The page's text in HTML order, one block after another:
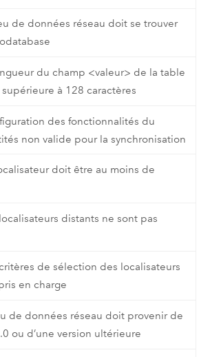
de données réseau doit se trouver
du champ <valeur> de la table
à 128 caractères
des fonctionnalités du
non valide pour la synchronisation
doit être au moins de
distants ne sont pas
de sélection des localisateurs
en charge
de données réseau doit provenir de
ou d’une version ultérieure